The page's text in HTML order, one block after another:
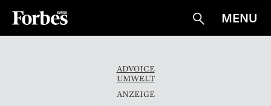
Suche
MENU
ADVOICE
UMWELT